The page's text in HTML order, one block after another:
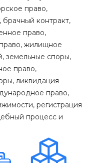
право,
брачный контракт,
право,
жилищное
земельные споры,
право,
ликвидация
право,
регистрация
процесс и